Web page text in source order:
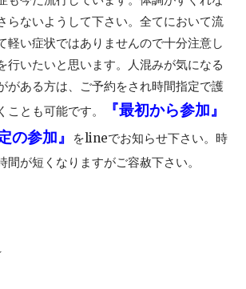
らないようして下さい。全てにおいて流
軽い症状ではありませんので十分注意し
行いたいと思います。人混みが気になる
がある方は、ご予約をされ時間指定で護
ことも可能です。
『最初から参加』
の参加』
をlineでお知らせ下さい。時
間が短くなりますがご容赦下さい。